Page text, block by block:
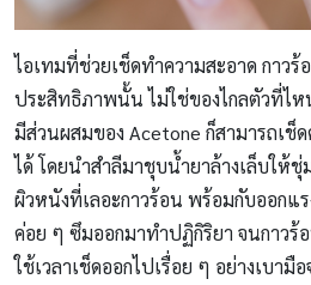
ไอเทมที่ช่วยเช็ดทำความสะอาด กาวร้
ประสิทธิภาพนั้น ไม่ใช่ของไกลตัวที่ไห
มีส่วนผสมของ Acetone ก็สามารถเช็
ได้ โดยนำสำลีมาชุบน้ำยาล้างเล็บให้ชุ่
ผิวหนังที่เลอะกาวร้อน พร้อมกับออกแ
ค่อย ๆ ซึมออกมาทำปฏิกิริยา จนกาวร้
ใช้เวลาเช็ดออกไปเรื่อย ๆ อย่างเบามื